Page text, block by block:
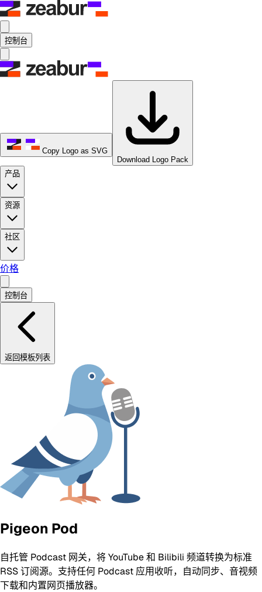
控制台
Copy Logo as SVG
Download Logo Pack
产品
资源
社区
价格
控制台
返回模板列表
Pigeon Pod
自托管 Podcast 网关，将 YouTube 和 Bilibili 频道转换为标准
RSS 订阅源。支持任何 Podcast 应用收听，自动同步、音视频
下载和内置网页播放器。